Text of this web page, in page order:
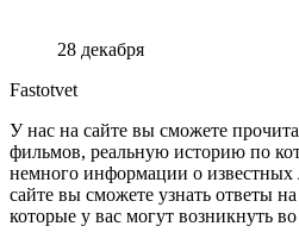
28 декабря
Fastotvet
У нас на сайте вы сможете
фильмов, реальную историю по
немного информации о известных
сайте вы сможете узнать ответы
которые у вас могут возникнуть